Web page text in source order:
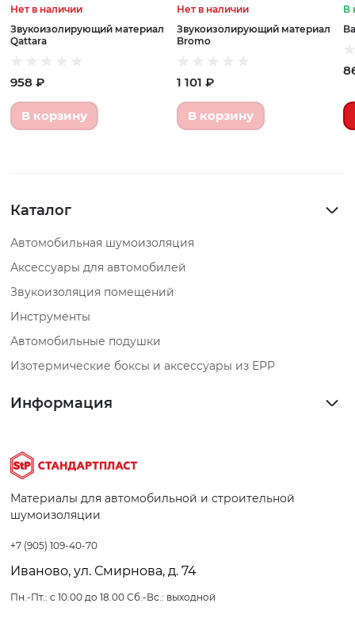
Нет в наличии
Звукоизолирующий материал
Qattara
958 ₽
В корзину
Нет в наличии
Звукоизолирующий материал
Bromo
1 101 ₽
В корзину
В
Каталог
Автомобильная шумоизоляция
Аксессуары для автомобилей
Звукоизоляция помещений
Инструменты
Автомобильные подушки
Изотермические боксы и аксессуары из EPP
Информация
Материалы для автомобильной и строительной
шумоизоляции
+7 (905) 109-40-70
Иваново, ул. Смирнова, д. 74
Пн.-Пт.: с 10.00 до 18.00 Сб.-Вс.: выходной